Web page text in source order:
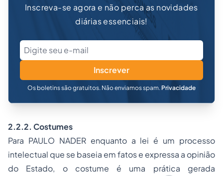
Inscreva-se agora e não perca as novidades
diárias essenciais!
Inscrever
Os boletins são gratuitos. Não enviamos spam. Privacidade
2.2.2. Costumes
Para PAULO NADER enquanto a lei é um processo
intelectual que se baseia em fatos e expressa a opinião
do Estado, o costume é uma prática gerada